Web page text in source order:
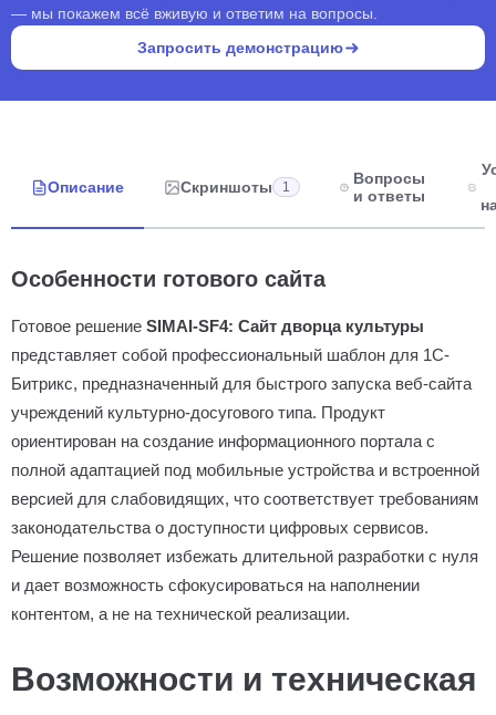
— мы покажем всё вживую и ответим на вопросы.
Запросить демонстрацию
Описание Скриншоты 1
Вопросы
и ответы
Особенности готового сайта
Готовое решение SIMAI-SF4: Сайт дворца культуры
представляет собой профессиональный шаблон для 1С-
Битрикс, предназначенный для быстрого запуска веб-сайта
учреждений культурно-досугового типа. Продукт
ориентирован на создание информационного портала с
полной адаптацией под мобильные устройства и встроенной
версией для слабовидящих, что соответствует требованиям
законодательства о доступности цифровых сервисов.
Решение позволяет избежать длительной разработки с нуля
и дает возможность сфокусироваться на наполнении
контентом, а не на технической реализации.
Возможности и техническая